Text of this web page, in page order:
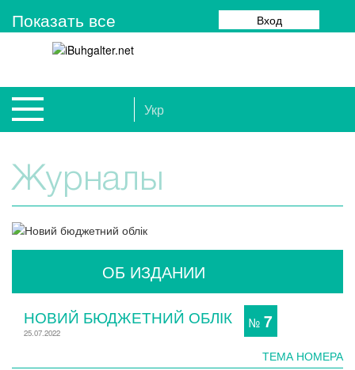
Показать все Вход
Укр
Журналы
ОБ ИЗДАНИИ
НОВИЙ БЮДЖЕТНИЙ ОБЛІК
25.07.2022
№ 7
ТЕМА НОМЕРА